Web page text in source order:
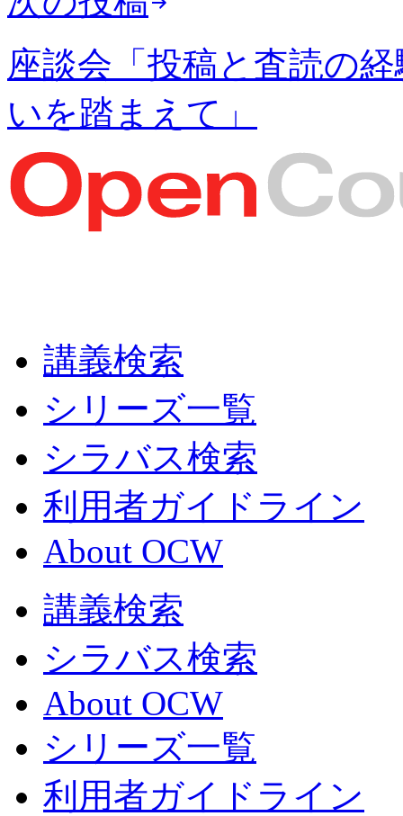
座談会「投稿と査読の
いを踏まえて」
講義検索
シリーズ一覧
シラバス検索
利用者ガイドライン
About OCW
講義検索
シラバス検索
About OCW
シリーズ一覧
利用者ガイドライン